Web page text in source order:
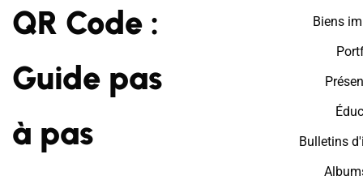
QR Code :
Guide pas
à pas
Biens
Bulletins